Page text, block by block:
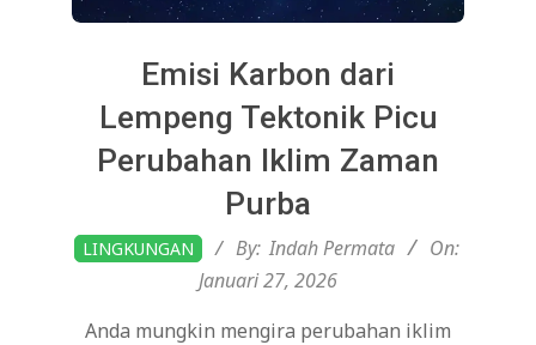
Emisi Karbon dari
Lempeng Tektonik Picu
Perubahan Iklim Zaman
Purba
2026-
01-
LINGKUNGAN By: Indah Permata
On:
Januari 27, 2026
Anda mungkin mengira perubahan iklim